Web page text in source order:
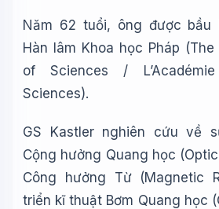
Năm 62 tuổi, ông được bầu
Hàn lâm Khoa học Pháp (The
of Sciences /
Sciences).
GS Kastler nghiên cứu về
Cộng hưởng Quang học
Công hưởng Từ (Magnetic
triển kĩ thuật Bơm Quang học
🤖 Wiki Trợ Lý
Sẵn sàng hỗ trợ